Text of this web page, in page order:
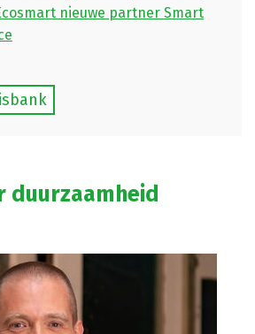
nieuwe partner Smart
duurzaamheid